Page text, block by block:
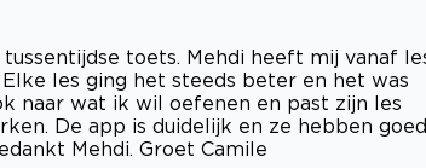
toets. Mehdi heeft mij vanaf
les ging het steeds beter en het was
naar wat ik wil oefenen en past zijn les
De app is duidelijk en ze hebben
Mehdi. Groet Camile